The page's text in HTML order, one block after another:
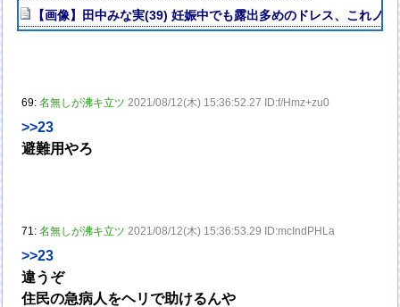
【画像】田中みな実(39) 妊娠中でも露出多めのドレス、これノ
69:名無しが沸キ立ツ 2021/08/12(木) 15:36:52.27 ID:f/Hmz+zu0
>>23
避難用やろ
71:名無しが沸キ立ツ 2021/08/12(木) 15:36:53.29 ID:mcIndPHLa
>>23
違うぞ
住民の急病人をヘリで助けるんや